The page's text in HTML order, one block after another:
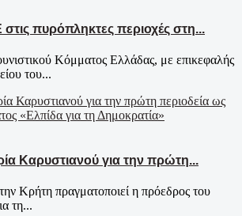
πυρόπληκτες περιοχές στη...
Κόμματος Ελλάδας, με επικεφαλής
του...
Καρυστιανού για την πρώτη...
Κρήτη πραγματοποιεί η πρόεδρος του
τη...